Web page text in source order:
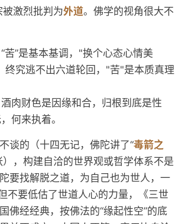
被激烈批判为外道。佛学的视角很大不
苦”是基本基调，"换个心态心情美
终究逃不出六道轮回，"苦"是本质真理
肉财色是因缘和合，归根到底是性
何来执着。
谈的（十四无记，佛陀讲了“毒箭之
），构建自洽的世界观或哲学体系不是
要找解脱之道，为自己也为世人，一
不要低估了世道人心的力量，《三世
佛经经典，按佛法的“缘起性空”的底